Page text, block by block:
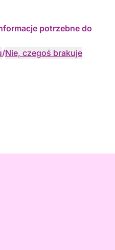
potrzebne do
/Nie, czegoś brakuje